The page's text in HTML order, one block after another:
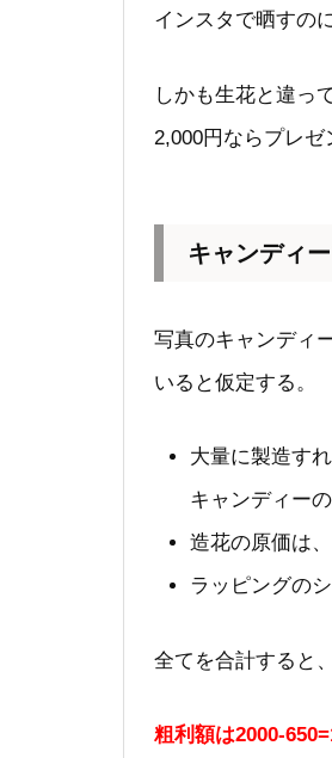
インスタで晒すの
しかも生花と違っ
2,000円ならプレゼ
キャンディ
写真のキャンディ
いると仮定する。
大量に製造す
キャンディー
造花の原価は
ラッピングの
全てを合計すると
粗利額は2000-